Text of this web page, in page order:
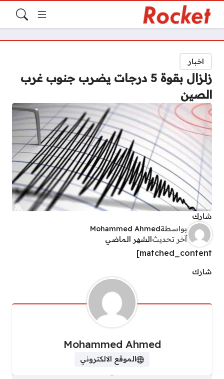
اخبار
زلزال بقوة 5 درجات يضرب جنوب غرب
الصين
شارك
بواسطةMohammed Ahmed
آخر تحديثالشهر الماضي
matched_content]
شارك
Mohammed Ahmed
الموقع الالكتروني